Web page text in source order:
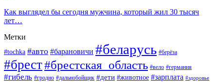
Как выглядел бы сегодня мужчина, который жил 30 тысяч
лет…
Метки
#tochka #авто #барановичи #беларусь #берёза
#брест#брестская_область #вело #германия
#гибель #гродно #дальнобойщик #дети #животное #зарплата #здоровье